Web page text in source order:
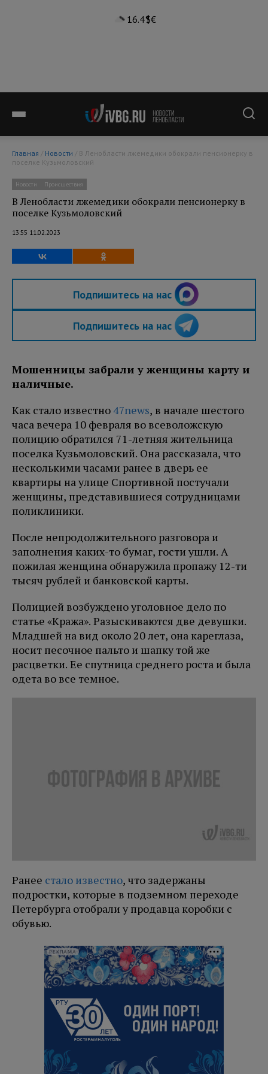
16.4°$€
Главная / Новости
поселке Кузьмоловский
Новости Происшествия
В Ленобласти лжемедики обокрали пенсионерку в
поселке Кузьмоловский
13:55 11.02.2023
Подпишитесь на нас
Подпишитесь на нас
Мошенницы забрали у женщины карту и
наличные.
Как стало известно47news, в начале шестого
часа вечера 10 февраля во всеволожскую
полицию обратился 71-летняя жительница
поселка Кузьмоловский. Она рассказала, что
несколькими часами ранее в дверь ее
квартиры на улице Спортивной постучали
женщины, представившиеся сотрудницами
поликлиники.
После непродолжительного разговора и
заполнения каких-то бумаг, гости ушли. А
пожилая женщина обнаружила пропажу 12-ти
тысяч рублей и банковской карты.
Полицией возбуждено уголовное дело по
статье «Кража». Разыскиваются две девушки.
Младшей на вид около 20 лет, она кареглаза,
носит песочное пальто и шапку той же
расцветки. Ее спутница среднего роста и была
одета во все темное.
Ранее стало известно, что задержаны
подростки, которые в подземном переходе
Петербурга отобрали у продавца коробки с
обувью.
РЕКЛАМА